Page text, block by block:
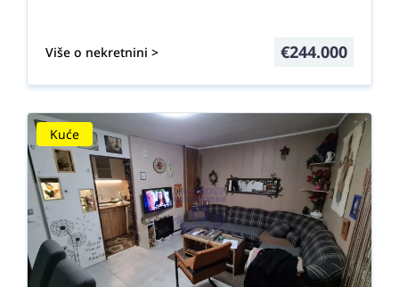
Više o nekretnini > €244.000
Kuće